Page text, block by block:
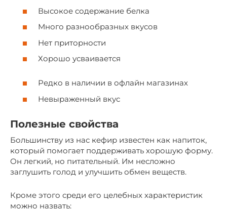
Высокое содержание белка
Много разнообразных вкусов
Нет приторности
Хорошо усваивается
Редко в наличии в офлайн магазинах
Невыраженный вкус
Полезные свойства
Большинству из нас кефир известен как напиток,
который помогает поддерживать хорошую форму.
Он легкий, но питательный. Им несложно
заглушить голод и улучшить обмен веществ.
Кроме этого среди его целебных характеристик
можно назвать: